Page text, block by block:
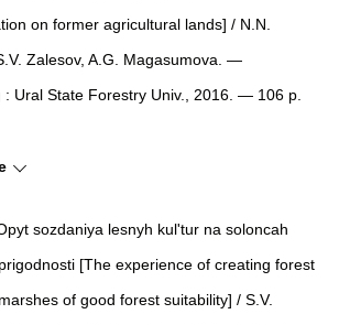
on former agricultural lands] / N.N.
Zalesov, A.G. Magasumova. —
: Ural State Forestry Univ., 2016. — 106 p.
sozdaniya lesnyh kul'tur na soloncah
[The experience of creating forest
of good forest suitability] / S.V.